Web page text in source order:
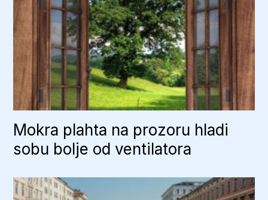
Mokra plahta na prozoru hladi
sobu bolje od ventilatora